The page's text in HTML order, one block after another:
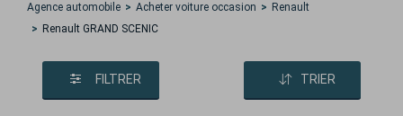
Agence automobile Acheter voiture occasion
Renault
Renault GRAND SCENIC
FILTRER TRIER